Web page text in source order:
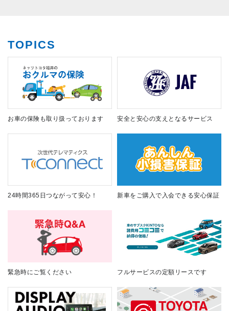
TOPICS
お車の保険も取り扱っております 安全と安心の支えとなるサービス
24時間365日つながって安心！ 新車をご購入で入会できる安心保証
緊急時にご覧ください フルサービスの定額リースです